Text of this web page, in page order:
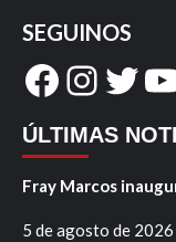
SEGUINOS
ÚLTIMAS
Fray Marcos
5 de agosto de 2026